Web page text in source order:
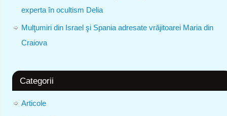
experta în ocultism Delia
Mulţumiri din Israel şi Spania adresate vrăjitoarei Maria din
Craiova
Categorii
Articole